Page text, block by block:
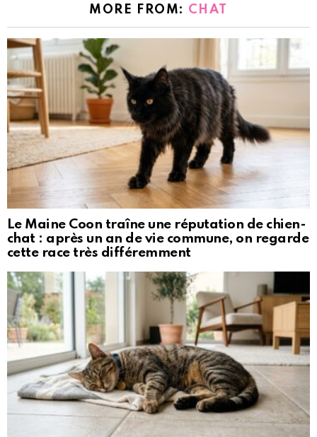
MORE FROM: CHAT
Le Maine Coon traîne une réputation de chien-
chat : après un an de vie commune, on regarde
cette race très différemment